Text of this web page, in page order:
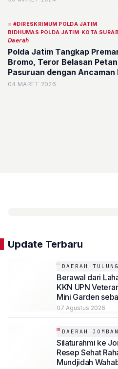
#DIRESKRIMUM POLDA JATIM
BIDHUMAS POLDA JATIM KOTA
𝘋𝘢𝘦𝘳𝘢𝘩
Polda Jatim Tangkap
Bromo, Teror Belasan
Pasuruan dengan Ancaman
dan Rekayasa Narkoba
04 MARET 2026
Update Terbaru
DAERAH
Berawal dari
KKN UPN
Mini Garden
SMP Al-Azhaar
07 Agustus 2026
DAERAH
Silaturahmi ke
Resep Sehat
Mundjidah